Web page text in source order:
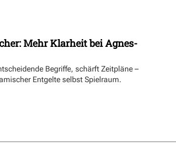
Mehr Klarheit bei Agnes-
Begriffe, schärft Zeitpläne –
Entgelte selbst Spielraum.